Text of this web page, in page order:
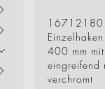
Messe
+ Small
400 mm
eingreifend
verchromt